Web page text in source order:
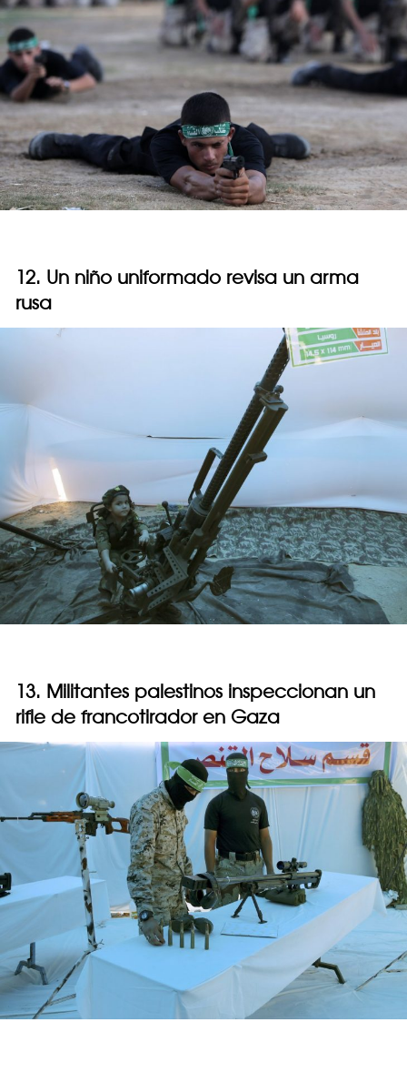
12. Un niño uniformado revisa un arma
rusa
13. Militantes palestinos inspeccionan un
rifle de francotirador en Gaza